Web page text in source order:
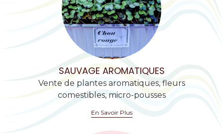
SAUVAGE AROMATIQUES
Vente de plantes aromatiques, fleurs
comestibles, micro-pousses
En Savoir Plus